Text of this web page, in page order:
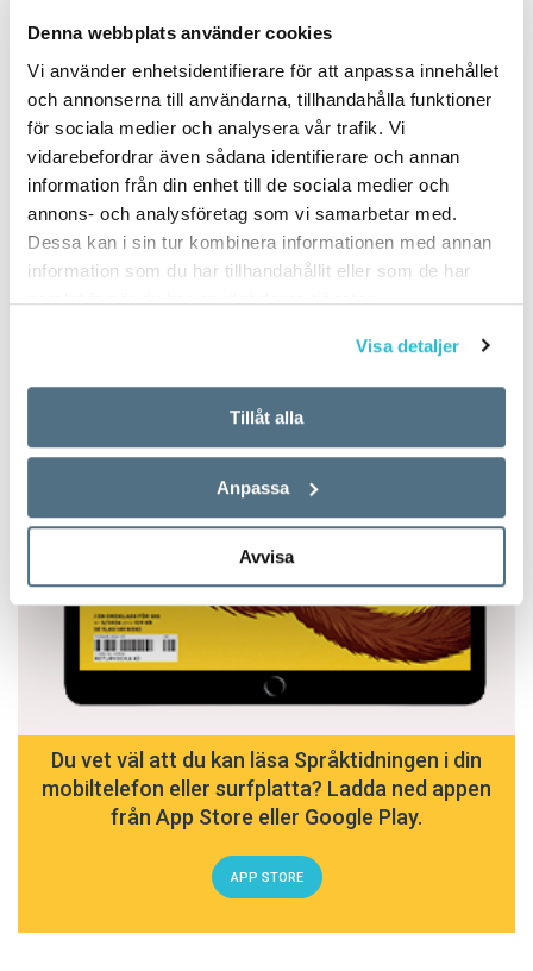
Denna webbplats använder cookies
Vi använder enhetsidentifierare för att anpassa innehållet
och annonserna till användarna, tillhandahålla funktioner
för sociala medier och analysera vår trafik. Vi
vidarebefordrar även sådana identifierare och annan
information från din enhet till de sociala medier och
annons- och analysföretag som vi samarbetar med.
Dessa kan i sin tur kombinera informationen med annan
information som du har tillhandahållit eller som de har
samlat in när du har använt deras tjänster.
Visa detaljer
Tillåt alla
Anpassa
Avvisa
Du vet väl att du kan läsa Språktidningen i din
mobiltelefon eller surfplatta? Ladda ned appen
från App Store eller Google Play.
APP STORE